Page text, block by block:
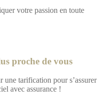
votre passion en toute
proche de vous
une tarification pour s’assurer
avec assurance !